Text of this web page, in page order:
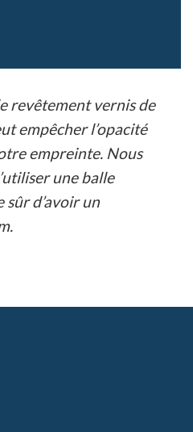
revêtement vernis de
empêcher l’opacité
empreinte. Nous
une balle
sûr d’avoir un